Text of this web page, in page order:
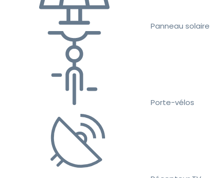
Panneau solaire
Porte-vélos